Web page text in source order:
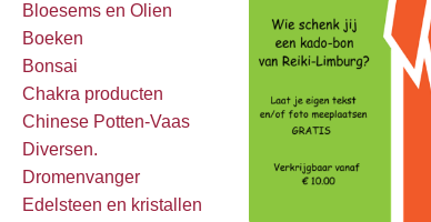
Bloesems en Olien
Boeken
Bonsai
Chakra producten
Chinese Potten-Vaas
Diversen.
Dromenvanger
Edelsteen en kristallen